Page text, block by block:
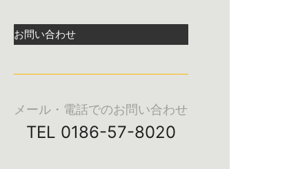
お問い合わせ
メール・電話でのお問い合わせ
TEL 0186-57-8020